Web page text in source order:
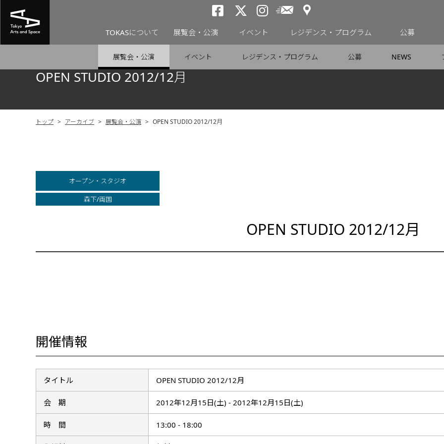
トーキョーアーツアンドス
トーキョーアーツアンド
トーキョーアーツア
メールニュース
アクセス
TOKASについて 展覧会・公演 イベント レジデンス・プログラム 公募
展覧会・公演 イベント レジデンス・プログラム 公募 NEWS
OPEN STUDIO 2012/12月
トップ > アーカイブ > 展覧会・公演 > OPEN STUDIO 2012/12月
オープン・スタジオ
森下/両国
OPEN STUDIO 2012/12月
開催情報
タイトル OPEN STUDIO 2012/12月
会 期 2012年12月15日(土) - 2012年12月15日(土)
時 間 13:00 - 18:00